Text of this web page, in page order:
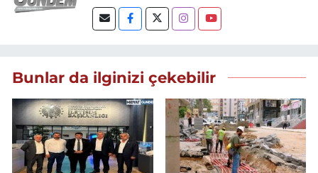
Bunlar da ilginizi çekebilir